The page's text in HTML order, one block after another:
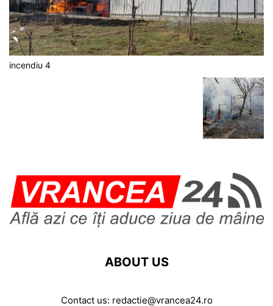
incendiu 4
ABOUT US
Contact us: redactie@vrancea24.ro